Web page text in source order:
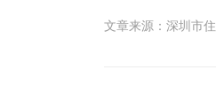
文章来源：深圳市